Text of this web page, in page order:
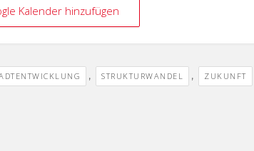
Kalender hinzufügen
, STRUKTURWANDEL , ZUKUNFT